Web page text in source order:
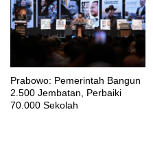
Prabowo: Pemerintah Bangun
2.500 Jembatan, Perbaiki
70.000 Sekolah